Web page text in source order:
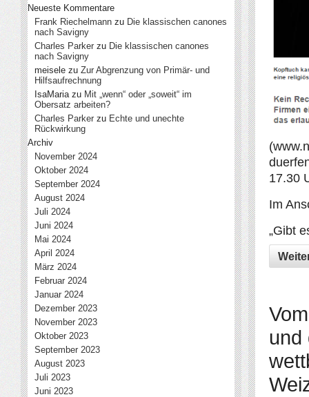
17.30
Im
„Gibt
und
Neueste Kommentare
Frank Riechelmann zu Die klassischen canones
nach Savigny
Charles Parker zu Die klassischen canones
nach Savigny
meisele zu Zur Abgrenzung von Primär- und
Hilfsaufrechnung
IsaMariazu Mit „wenn“ oder „soweit“ im
Obersatz arbeiten?
Charles Parker zu Echte und unechte
Rückwirkung
Archiv
November 2024
Oktober 2024
September 2024
August 2024
Juli 2024
Juni 2024
Mai 2024
April 2024
März 2024
Februar 2024
Januar 2024
Dezember 2023
November 2023
Oktober 2023
September 2023
August 2023
Juli 2023
Juni 2023